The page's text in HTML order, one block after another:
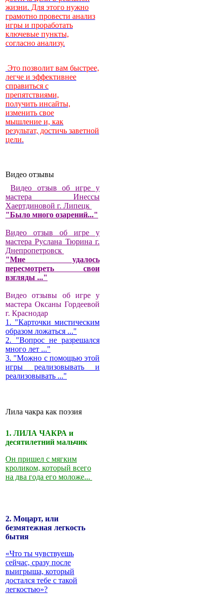
жизни. Для этого нужно
грамотно провести анализ
игры и проработать
ключевые пункты,
согласно анализу.
Это позволит вам быстрее,
легче и эффективнее
справиться с
препятствиями,
получить инсайты,
изменить свое
мышление и, как
результат, достичь заветной
цели.
Видео отзывы
Видео отзыв об игре у
мастера Инессы
Хаертдиновой г. Липецк
"Было много озарений..."
Видео отзыв об игре у
мастера Руслана Тюрина г.
Днепропетровск
"Мне удалось
пересмотреть свои
взгляды ..."
Видео отзывы об игре у
мастера Оксаны Гордеевой
г. Краснодар
1. "Карточки мистическим
образом ложаться ..."
2. "Вопрос не разрешался
много лет ..."
3. "Можно с помощью этой
игры реализовывать и
реализовывать ..."
Лила чакра как поэзия
1. ЛИЛА ЧАКРА и
десятилетний мальчик
Он пришел с мягким
кроликом, который всего
на два года его моложе...
2. Моцарт, или
безмятежная легкость
бытия
«Что ты чувствуешь
сейчас, сразу после
выигрыша, который
достался тебе с такой
легкостью»?